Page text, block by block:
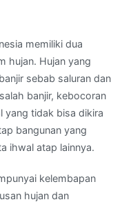
memiliki dua
hujan. Hujan yang
sebab saluran dan
banjir, kebocoran
yang tidak bisa dikira
bangunan yang
ihwal atap lainnya.
kelembapan
hujan dan